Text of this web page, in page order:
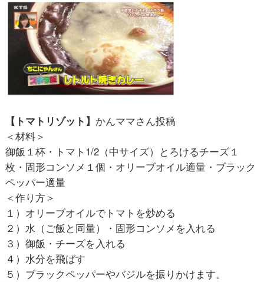
【トマトリゾット】 かんママさん投稿
＜材料＞
御飯１杯・トマト1/2（中サイズ）とろけるチーズ１
枚・固形コンソメ１個・オリーブオイル適量・ブラック
ペッパー適量
＜作り方＞
１）オリーブオイルでトマトを炒める
２）水（ご飯と同量）・固形コンソメを入れる
３）御飯・チーズを入れる
４）水分を飛ばす
５）ブラックペッパーやバジルを振りかけます。